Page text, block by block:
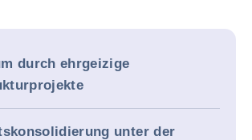
durch ehrgeizige
unter der